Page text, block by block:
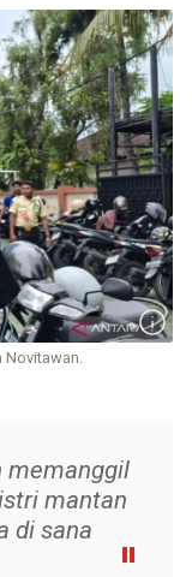
Novitawan.
memanggil
mantan
di sana